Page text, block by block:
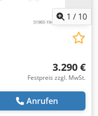
1 / 10
3.290 €
Festpreis zzgl. MwSt.
Anrufen